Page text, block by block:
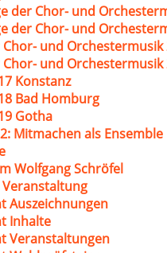
der Chor- und
der Chor- und
Chor- und Orchestermusik
Chor- und Orchestermusik
Konstanz
Bad Homburg
Gotha
Mitmachen als Ensemble
Wolfgang Schröfel
Auszeichnungen
Inhalte
Veranstaltungen